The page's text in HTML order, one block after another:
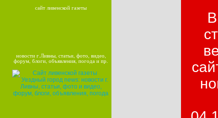
сайт ливенской газеты
новости г.Ливны, статьи, фото, видео,
форум, блоги, объявления, погода и пр.